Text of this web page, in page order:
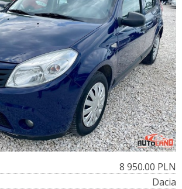
8 950.00 PLN
Dacia